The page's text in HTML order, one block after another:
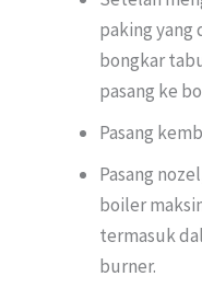
paking yang
bongkar
pasang ke
Pasang
Pasang
boiler
termasuk
burner.